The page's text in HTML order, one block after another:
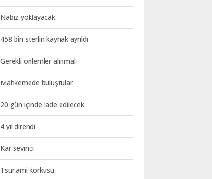
Nabız yoklayacak
458 bin sterlin kaynak ayrıldı
Gerekli önlemler alınmalı
Mahkemede buluştular
20 gün içinde iade edilecek
4 yıl direndi
Kar sevinci
Tsunami korkusu